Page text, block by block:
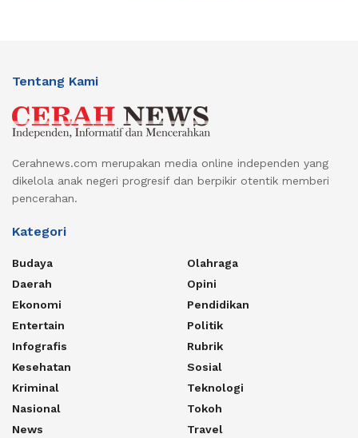
Tentang Kami
Cerahnews.com merupakan media online independen yang
dikelola anak negeri progresif dan berpikir otentik memberi
pencerahan.
Kategori
Budaya
Daerah
Ekonomi
Entertain
Infografis
Kesehatan
Kriminal
Nasional
News
Olahraga
Opini
Pendidikan
Politik
Rubrik
Sosial
Teknologi
Tokoh
Travel